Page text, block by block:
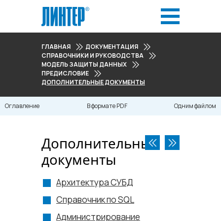
ГЛАВНАЯ
ДОКУМЕНТАЦИЯ
СПРАВОЧНИКИ И РУКОВОДСТВА
МОДЕЛЬ ЗАЩИТЫ ДАННЫХ
ПРЕДИСЛОВИЕ
ДОПОЛНИТЕЛЬНЫЕ ДОКУМЕНТЫ
Оглавление В формате PDF Одним файлом
Дополнительные
документы
Архитектура СУБД
Справочник по SQL
Администрирование